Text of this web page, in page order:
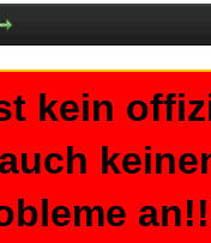
kein